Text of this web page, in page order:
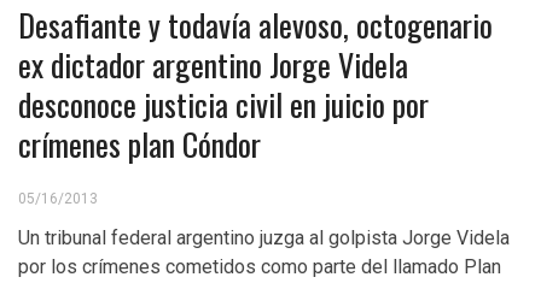
Desafiante y todavía alevoso, octogenario
ex dictador argentino Jorge Videla
desconoce justicia civil en juicio por
crímenes plan Cóndor
05/16/2013
Un tribunal federal argentino juzga al golpista Jorge Videla
por los crímenes cometidos como parte del llamado Plan